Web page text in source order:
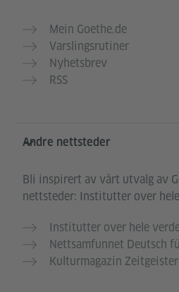
Mein Goethe.de
Varslingsrutiner
Nyhetsbrev
RSS
Andre nettsteder
Bli inspirert av vårt utvalg av
nettsteder: Institutter over
Institutter over hele
Nettsamfunnet Deutsch
Kulturmagazin Zeitgeister